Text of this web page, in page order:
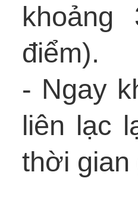
điểm).
- Ngay
liên lạc
thời gian